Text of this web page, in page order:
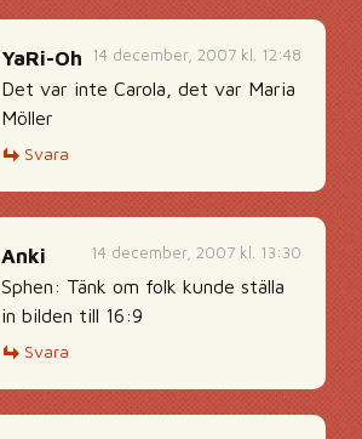
14 december, 2007 kl. 12:48
YaRi-Oh
Det var inte Carola, det var Maria
Möller
Svara
14 december, 2007 kl. 13:30
Anki
Sphen: Tänk om folk kunde ställa
in bilden till 16:9
Svara